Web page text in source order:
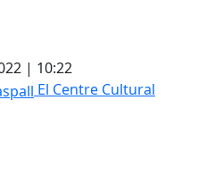
| 10:22
El Centre Cultural